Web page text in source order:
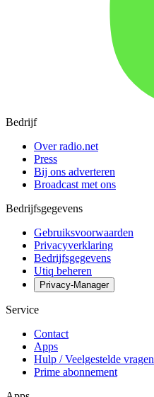
Bedrijf
Over radio.net
Press
Bij ons adverteren
Broadcast met ons
Bedrijfsgegevens
Gebruiksvoorwaarden
Privacyverklaring
Bedrijfsgegevens
Utiq beheren
Privacy-Manager
Service
Contact
Apps
Hulp / Veelgestelde vragen
Prime abonnement